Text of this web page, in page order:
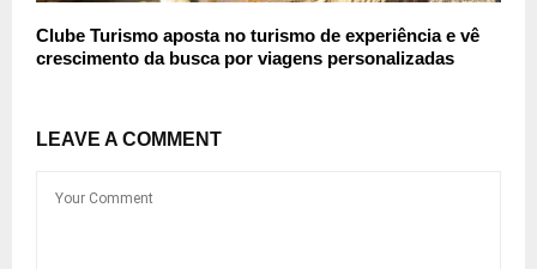
Clube Turismo aposta no turismo de experiência e vê
crescimento da busca por viagens personalizadas
LEAVE A COMMENT